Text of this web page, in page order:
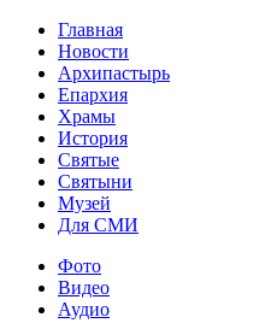
Главная
Новости
Архипастырь
Епархия
Храмы
История
Святые
Святыни
Музей
Для СМИ
Фото
Видео
Аудио